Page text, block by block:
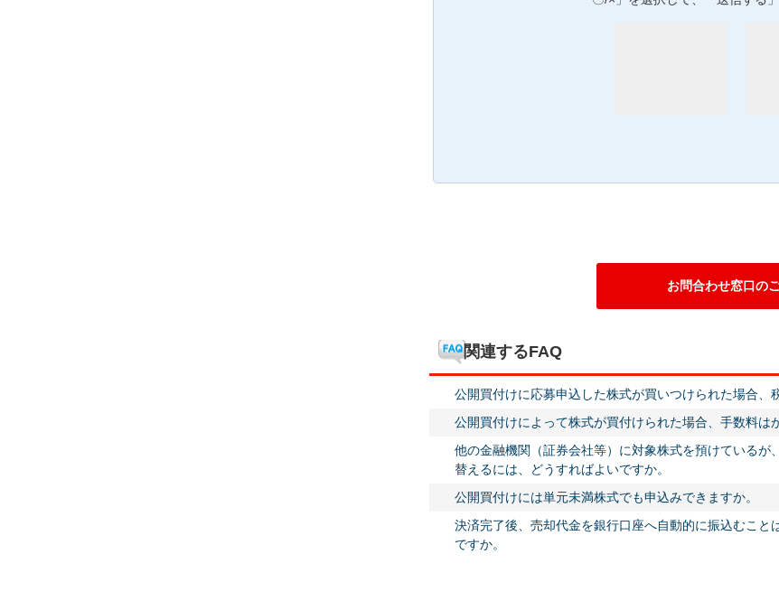
お問合わせ窓口の
関連するFAQ
公開買付けに応募申込した株式が買いつけられた場合、
公開買付けによって株式が買付けられた場合、手数料は
他の金融機関（証券会社等）に対象株式を預けているが
替えるには、どうすればよいですか。
公開買付けには単元未満株式でも申込みできますか。
決済完了後、売却代金を銀行口座へ自動的に振込むこと
ですか。